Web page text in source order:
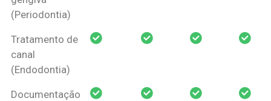
(Periodontia)
Tratamento de
canal
(Endodontia)
Documentação